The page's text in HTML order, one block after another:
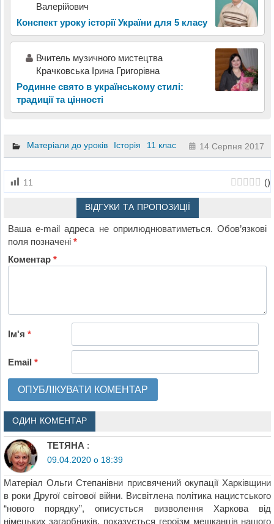
Валерійович
Конспект уроку історії України для 5 класу
Вчитель музичного мистецтва
Крачковська Ірина Григорівна
Родинне свято в українському стилі:
традиції та цінності
Матеріали до уроків Історія 11 клас 14 Серпня 2017
11 ()
ВІДГУКИ ТА ПРОПОЗИЦІЇ
Ваша e-mail адреса не оприлюднюватиметься. Обов’язкові
поля позначені*
Коментар*
Ім'я*
Email*
ОДИН КОМЕНТАР
ТЕТЯНА :
09.04.2020 о 18:39
Матеріал Ольги Степанівни присвячений окупації Харківщини
в роки Другої світової війни. Висвітлена політика нацистського
“нового порядку”, описується визволення Харкова від
німецьких загарбників, показується героїзм мешканців нашого